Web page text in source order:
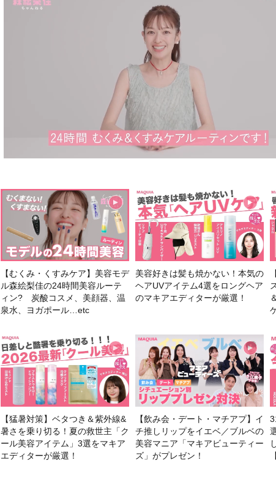
【むくみ・くすみケア】美容モデ
ル森絵梨佳の24時間美容ルーテ
ィン? 炭酸コスメ、美顔器、温
泉水、ヨガポール…etc
美容好きは髪も焼かない！本気の
ヘアUVアイテム4選をロングヘア
のマキアエディターが厳選！
【猛暑対策】ベタつき＆紫外線&
暑さを乗り切る！夏の救世主「ク
ール美容アイテム」3選をマキア
エディターが厳選！
【飲み会・デート・マチアプ】イ
チ推しリップをイエベ／ブルベの
美容マニア「マキアビューティー
ズ」がプレゼン！